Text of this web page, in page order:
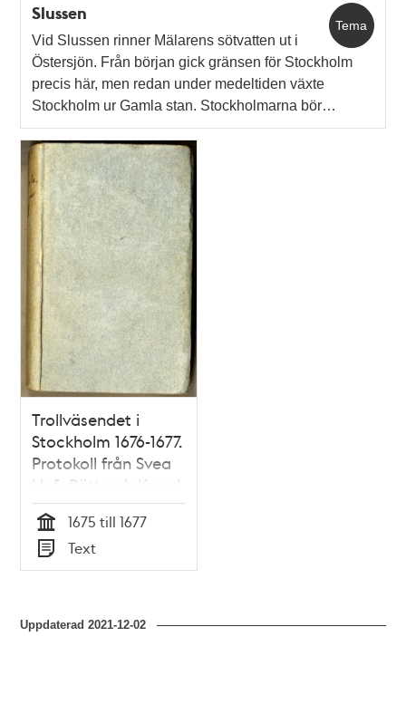
Tema
Slussen
Vid Slussen rinner Mälarens sötvatten ut i
Östersjön. Från början gick gränsen för Stockholm
precis här, men redan under medeltiden växte
Stockholm ur Gamla stan. Stockholmarna bör…
Trollväsendet i
Stockholm 1676-1677.
Protokoll från Svea
Hof- Rätt och Kongl.
Commisorial Rätten
med bilagor
Tid
1675 till 1677
Typ
Text
Uppdaterad2021-12-02